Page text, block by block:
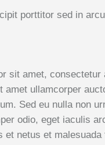
porttitor sed in
sit amet,
amet ullamcorper
Sed eu nulla non
odio, eget iaculis
et netus et